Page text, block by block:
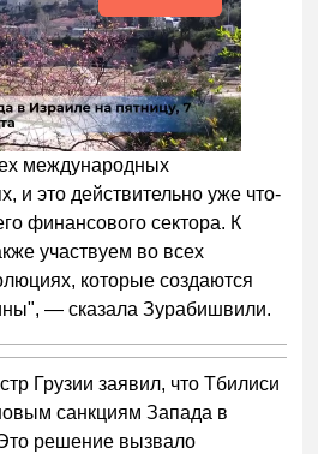
международных
и это действительно уже что-
финансового сектора. К
участвуем во всех
которые создаются
— сказала Зурабишвили.
Грузии заявил, что Тбилиси
санкциям Запада в
решение вызвало